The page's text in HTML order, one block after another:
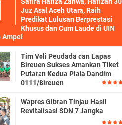
Juz Asal Aceh Utara, Raih
Predikat Lulusan Berprestasi
Khusus dan Cum Laude di UIN
Ampel
Tim Voli Peudada dan Lapas
Bireuen Sukses Amankan Tiket
Putaran Kedua Piala Dandim
0111/Bireuen
Wapres Gibran Tinjau Hasil
Revitalisasi SDN 7 Jangka